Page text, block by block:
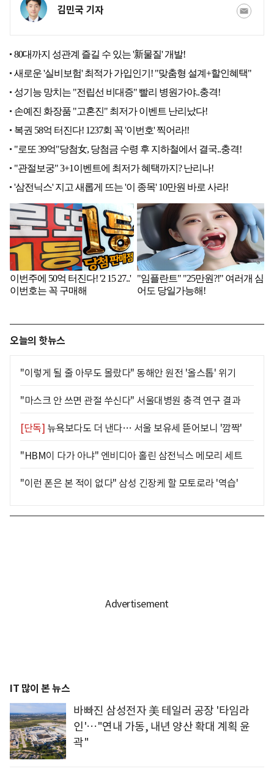
김민국 기자
오늘의 핫뉴스
"이렇게 될 줄 아무도 몰랐다" 동해안 원전 '올스톱' 위기
"마스크 안 쓰면 관절 쑤신다" 서울대병원 충격 연구 결과
[단독] 뉴욕보다도 더 낸다… 서울 보유세 뜯어보니 '깜짝'
"HBM이 다가 아냐" 엔비디아 홀린 삼전닉스 메모리 세트
"이런 폰은 본 적이 없다" 삼성 긴장케 할 모토로라 '역습'
IT 많이 본 뉴스
바빠진 삼성전자 美 테일러 공장 '타임라
인'…"연내 가동, 내년 양산 확대 계획 윤
곽"